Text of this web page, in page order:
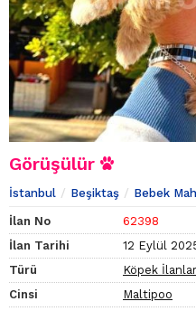
Görüşülür
İstanbul Beşiktaş Bebek
İlan No
62398
İlan Tarihi
12 Eylül
Türü
Köpek
Cinsi
Maltipoo